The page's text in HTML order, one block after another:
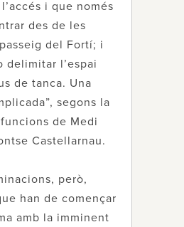
i que només
des de les
del Fortí; i
delimitar l’espai
de tanca. Una
segons la
de Medi
Castellarnau.
però,
han de començar
amb la imminent